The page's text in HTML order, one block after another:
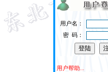
用户名：
密 码：
用户帮助...